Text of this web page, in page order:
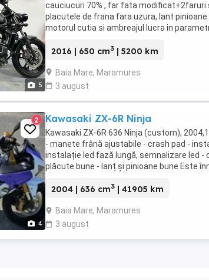
5
cauciucuri 70% , far fata modificat+2faruri
placutele de frana fara uzura, lant
motorul cutia si ambreajul lucra in
2016 | 650 cm3 | 5200 km
Baia Mare, Maramures
3 august
4
2 Kawasaki ZX-6R Ninja
Kawasaki ZX-6R 636 Ninja (custom),
- manete frână ajustabile - crash pad -
instalație led fază lungă, semnalizare led -
plăcute bune - lanț și pinioane bune Este
2004 | 636 cm3 | 41905 km
Baia Mare, Maramures
3 august